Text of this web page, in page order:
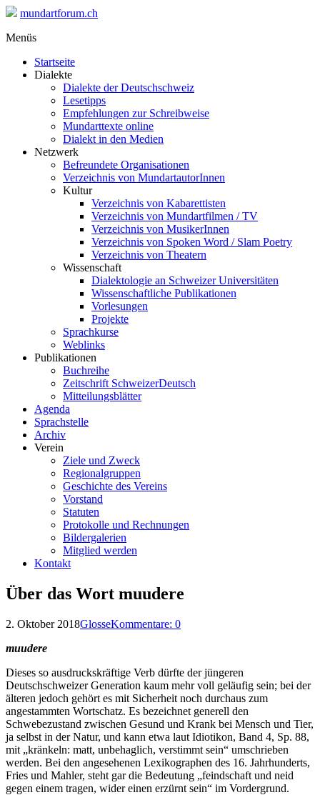
mundartforum.ch
Menüs
Startseite
Dialekte
Dialekte der Deutschschweiz
Lesetipps
Empfehlungen zur Schreibweise
Mundarttexte online
Dialekt in den Medien
Netzwerk
Befreundete Organisationen
Verzeichnis von MundartautorInnen
Kultur
Verzeichnis von Kabarettisten
Verzeichnis von Mundartfilmen / TV
Verzeichnis von MusikerInnen
Verzeichnis von Spoken Word / Slam Poetry
Verzeichnis von Theatern
Wissenschaft
Dialektologie an Schweizer Universitäten
Wissenschaftliche Publikationen
Vorlesungen
Projekte
Sprachkurse
Weblinks
Publikationen
Buchreihe
Zeitschrift SchweizerDeutsch
Mitteilungsblätter
Agenda
Sprachstelle
Archiv
Verein
Ziele und Zweck
Regionalgruppen
Geschichte des Vereins
Vorstand
Statuten
Protokolle und Rechnungen
Bildergalerien
Mitglied werden
Kontakt
Über das Wort muudere
2. Oktober 2018GlosseKommentare: 0
muudere
Dieses so ausdruckskräftige Verb dürfte der jüngeren
Deutschschweizer Generation kaum mehr voll geläufig sein; bei der
älteren jedoch gehört es mit Sicherheit noch durchaus zum
angestammten Wortschatz. Es bezeichnet generell den
Schwebezustand zwischen Gesund und Krank bei Mensch und Tier,
ja selbst in der Natur, und kann etwa laut Idiotikon, Band 4, Sp. 88,
mit „kränkeln: matt, unbehaglich, verstimmt sein“ umschrieben
werden. Bei den angesehenen Lexikographen des 16. Jahrhunderts,
Fries und Mahler, steht gar die Bedeutung „feindschaft und neid
gegen einem tragen, wider einen erzürnt sein“ im Vordergrund.